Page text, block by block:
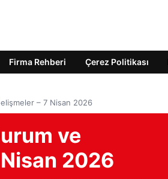
Firma Rehberi Çerez Politikası
– 7 Nisan 2026
ve
2026